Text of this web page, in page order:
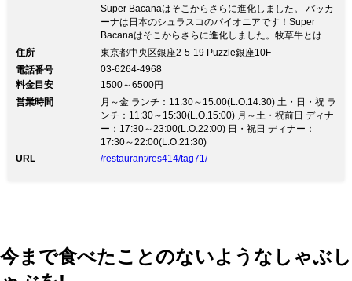
Super Bacanaはそこからさらに進化しました。 バッカ
ーナは日本のシュラスコのパイオニアです！Super
Bacanaはそこからさらに進化しました。牧草牛とは 自
然の環境で放牧され、牧草のみで飼育された牛のことで
ス・フェッド・ビーフを食べることで、減量、美容、脳
機能の改善、病気予防（がん予防や糖尿病の改善）にも
効果的だといわれています。 また、ブラジルで最新の
人気カクテルも初上陸。 Super Bacanaでは、進化した
Estilo Bacana（バッカーナ スタイル）のシュラスコを
お楽しみいただけます。
住所
東京都中央区銀座2-5-19 Puzzle銀座10F
電話番号
03-6264-4968
料金目安
1500～6500円
営業時間
月～金 ランチ：11:30～15:00(L.O.14:30) 土・日・祝 ラ
ンチ：11:30～15:30(L.O.15:00) 月～土・祝前日 ディナ
ー：17:30～23:00(L.O.22:00) 日・祝日 ディナー：
17:30～22:00(L.O.21:30)
URL
/restaurant/res414/tag71/
今まで食べたことのないようなしゃぶし